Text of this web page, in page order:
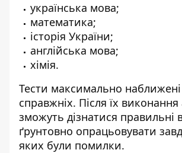
українська мова;
математика;
історія України;
англійська мова;
хімія.
Тести максимально
справжніх. Після їх виконання
зможуть дізнатися правильні
ґрунтовно опрацьовувати
яких були помилки.